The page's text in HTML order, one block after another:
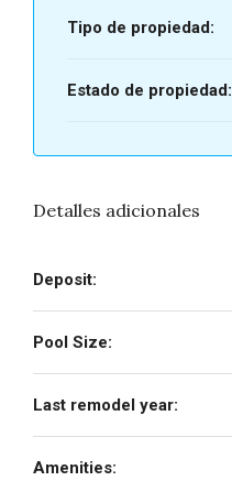
Tipo de propiedad:
Estado de propiedad:
Detalles adicionales
Deposit:
Pool Size:
Last remodel year:
Amenities: